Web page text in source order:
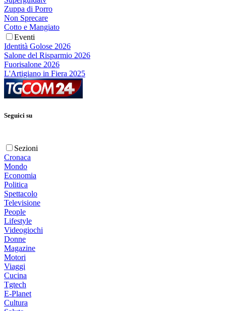
Zuppa di Porro
Non Sprecare
Cotto e Mangiato
Eventi
Identità Golose 2026
Salone del Risparmio 2026
Fuorisalone 2026
L'Artigiano in Fiera 2025
Seguici su
Sezioni
Cronaca
Mondo
Economia
Politica
Spettacolo
Televisione
People
Lifestyle
Videogiochi
Donne
Magazine
Motori
Viaggi
Cucina
Tgtech
E-Planet
Cultura